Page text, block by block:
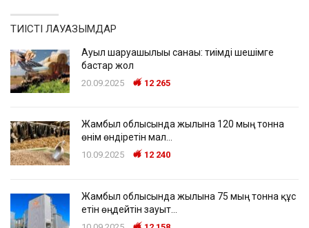
ТИІСТІ ЛАУАЗЫМДАР
Ауыл шаруашылығы санағы: тиімді шешімге
бастар жол
20.09.2025 12 265
Жамбыл облысында жылына 120 мың тонна
өнім өндіретін мал…
10.09.2025 12 240
Жамбыл облысында жылына 75 мың тонна құс
етін өңдейтін зауыт…